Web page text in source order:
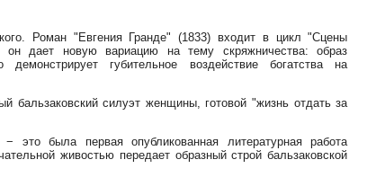
Роман "Евгения Гранде" (1833) входит в цикл "Сцены
он дает новую вариацию на тему скряжничества: образ
губительное воздействие богатства на
бальзаковский силуэт женщины, готовой "жизнь отдать за
это была первая опубликованная литературная работа
живостью передает образный строй бальзаковской